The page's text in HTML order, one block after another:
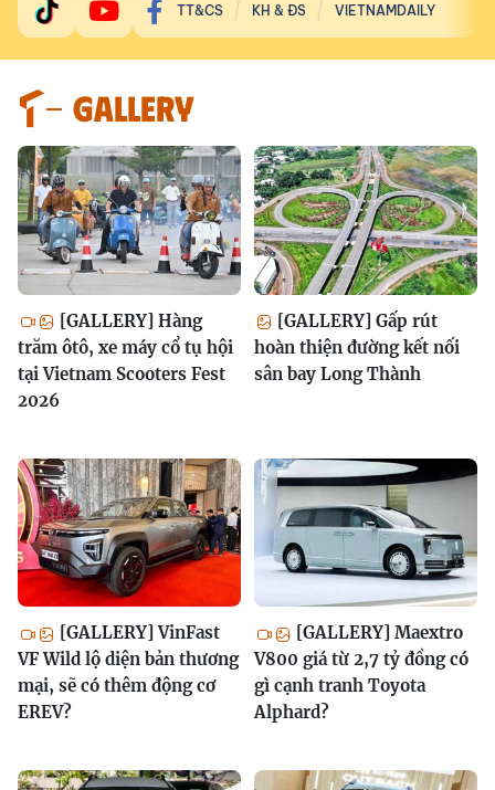
TT&CS KH & ĐS VIETNAMDAILY
GALLERY
[GALLERY] Hàng
trăm ôtô, xe máy cổ tụ hội
tại Vietnam Scooters Fest
2026
[GALLERY] Gấp rút
hoàn thiện đường kết nối
sân bay Long Thành
[GALLERY] VinFast
VF Wild lộ diện bản thương
mại, sẽ có thêm động cơ
EREV?
[GALLERY] Maextro
V800 giá từ 2,7 tỷ đồng có
gì cạnh tranh Toyota
Alphard?